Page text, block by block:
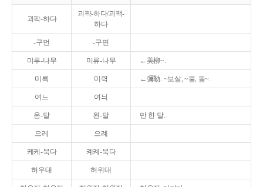
괴팍-하다
괴퍅-하다/괴팩-
하다
-구먼 -구면
미루-나무 미류-나무 ←美柳~.
미륵 미력 ←彌勒. ~보살, ~불, 돌~.
여느 여늬
온-달 왼-달 만 한 달.
으레 으례
케케-묵다 켸켸-묵다
허우대 허위대